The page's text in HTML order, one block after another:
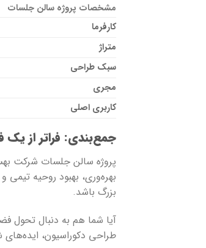
مشخصات پروژه سالن جلسات
کارفرما
متراژ
سبک طراحی
مجری
کاربری اصلی
جمع‌بندی: فراتر از
پروژه سالن جلسات شرکت
بهره‌وری، بهبود روحیه
بزرگ باشد.
آیا شما هم به دنبال تحول
طراحی دکوراسیون، ایده‌های